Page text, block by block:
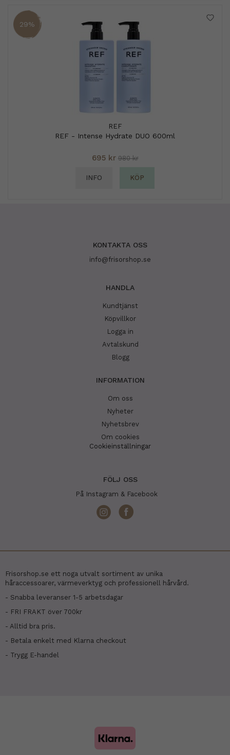
29%
REF
REF - Intense Hydrate DUO 600ml
695 kr 980 kr
INFO KÖP
KONTAKTA OSS
info@frisorshop.se
HANDLA
Kundtjänst
Köpvillkor
Logga in
Avtalskund
Blogg
INFORMATION
Om oss
Nyheter
Nyhetsbrev
Om cookies
Cookieinställningar
FÖLJ OSS
På Instagram & Facebook
Frisorshop.se ett noga utvalt sortiment av unika
håraccessoarer, värmeverktyg och professionell hårvård.
- Snabba leveranser 1-5 arbetsdagar
- FRI FRAKT över 700kr
- Alltid bra pris.
- Betala enkelt med Klarna checkout
- Trygg E-handel